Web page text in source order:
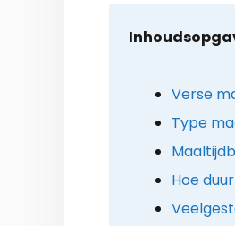
Verse
Type
Hoe